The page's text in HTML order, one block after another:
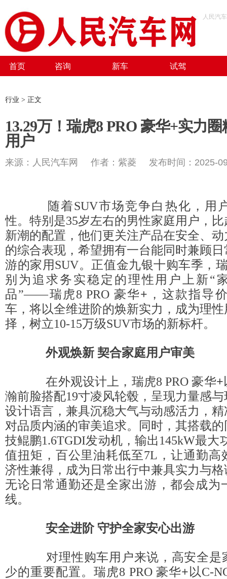
人民汽
首页 咨询 新车 试驾
行业 > 正文
13.29万！瑞虎8 PRO 豪华+实力
用户
来源：人民汽车网 作者：紫菱 发布时间：2025-
随着SUV市场竞争白热化，用
性。特别是35岁左右的男性家庭用户，
新潮的配置，他们更关注产品在安全、
的综合表现，希望拥有一台能同时兼顾
游的家用SUV。正值金九银十购车季，
别为追求务实稳定的理性用户上新“
品”——瑞虎8 PRO 豪华+ ，这款指导
车，将以全维进阶的焕新实力，成为理
择，树立10-15万级SUV市场的新标杆。
外观焕新 契合家庭用户审美
在外观设计上，瑞虎8 PRO 豪华+
瀚前脸搭配19寸凌风轮毂，呈现力量感
设计语言，兼具沉稳大气与动感活力，
对品质内涵的审美追求。同时，其搭载
技鲲鹏1.6TGDI发动机，输出145kW最大
值扭矩，百公里油耗低至7L，让通勤高
济性兼得，成为日常出行中兼具实力与
无论日常通勤还是全家出游，都会成为
线。
安全进阶 守护全家安心出游
对理性购车用户来说，高安全是
少的重要配置。瑞虎8 PRO 豪华+ 以C-